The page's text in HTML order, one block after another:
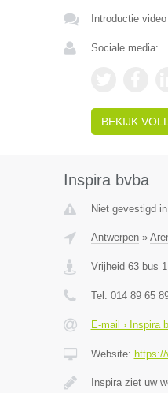
Introductie video
Sociale media:
BEKIJK
Inspira bvba
Niet gevestigd
Antwerpen»
Vrijheid 63 bus 1
Tel: 014 89 65
E-mail › Inspira
Website:
Inspira ziet uw